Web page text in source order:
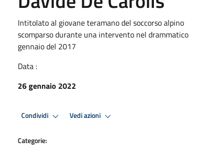
Intitolato al giovane teramano del soccorso alpino
scomparso durante una intervento nel drammatico
gennaio del 2017
Data :
26 gennaio 2022
Condividi Vedi azioni
Categorie: